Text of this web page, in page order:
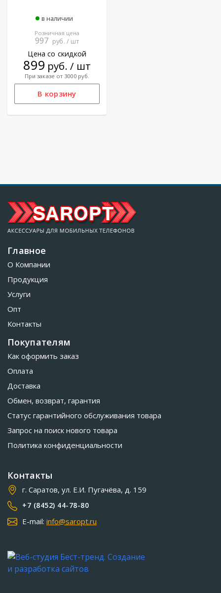
в наличии
Розничная цена
997 руб. / шт
Цена со скидкой
899 руб. / шт
При заказе от 3000 руб.
Главное
О Компании
Продукция
Услуги
Опт
Контакты
Покупателям
Как оформить заказ
Оплата
Доставка
Обмен, возврат, гарантия
Статус гарантийного обслуживания товара
Запрос на поиск нового товара
Политика конфиденциальности
Контакты
г. Саратов, ул. Е.И. Пугачёва, д. 159
+7 (8452) 44-78-80
E-mail: info@saropt.ru